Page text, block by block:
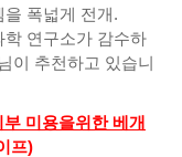
폭넓게 전개.
학 연구소가 감수하
이 추천하고 있습니
미용을위한 베개
프)